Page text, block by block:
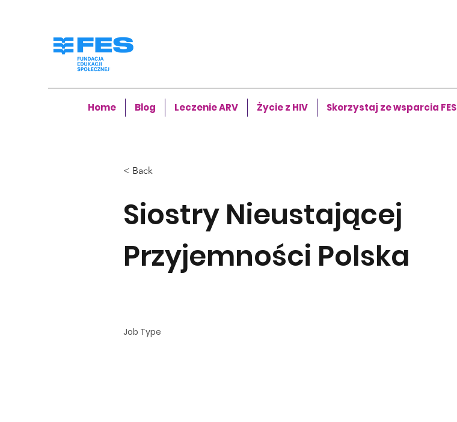
Home Blog Leczenie ARV Życie z HIV Skorzystaj ze wsparcia FES
< Back
Siostry Nieustającej
Przyjemności Polska
Job Type